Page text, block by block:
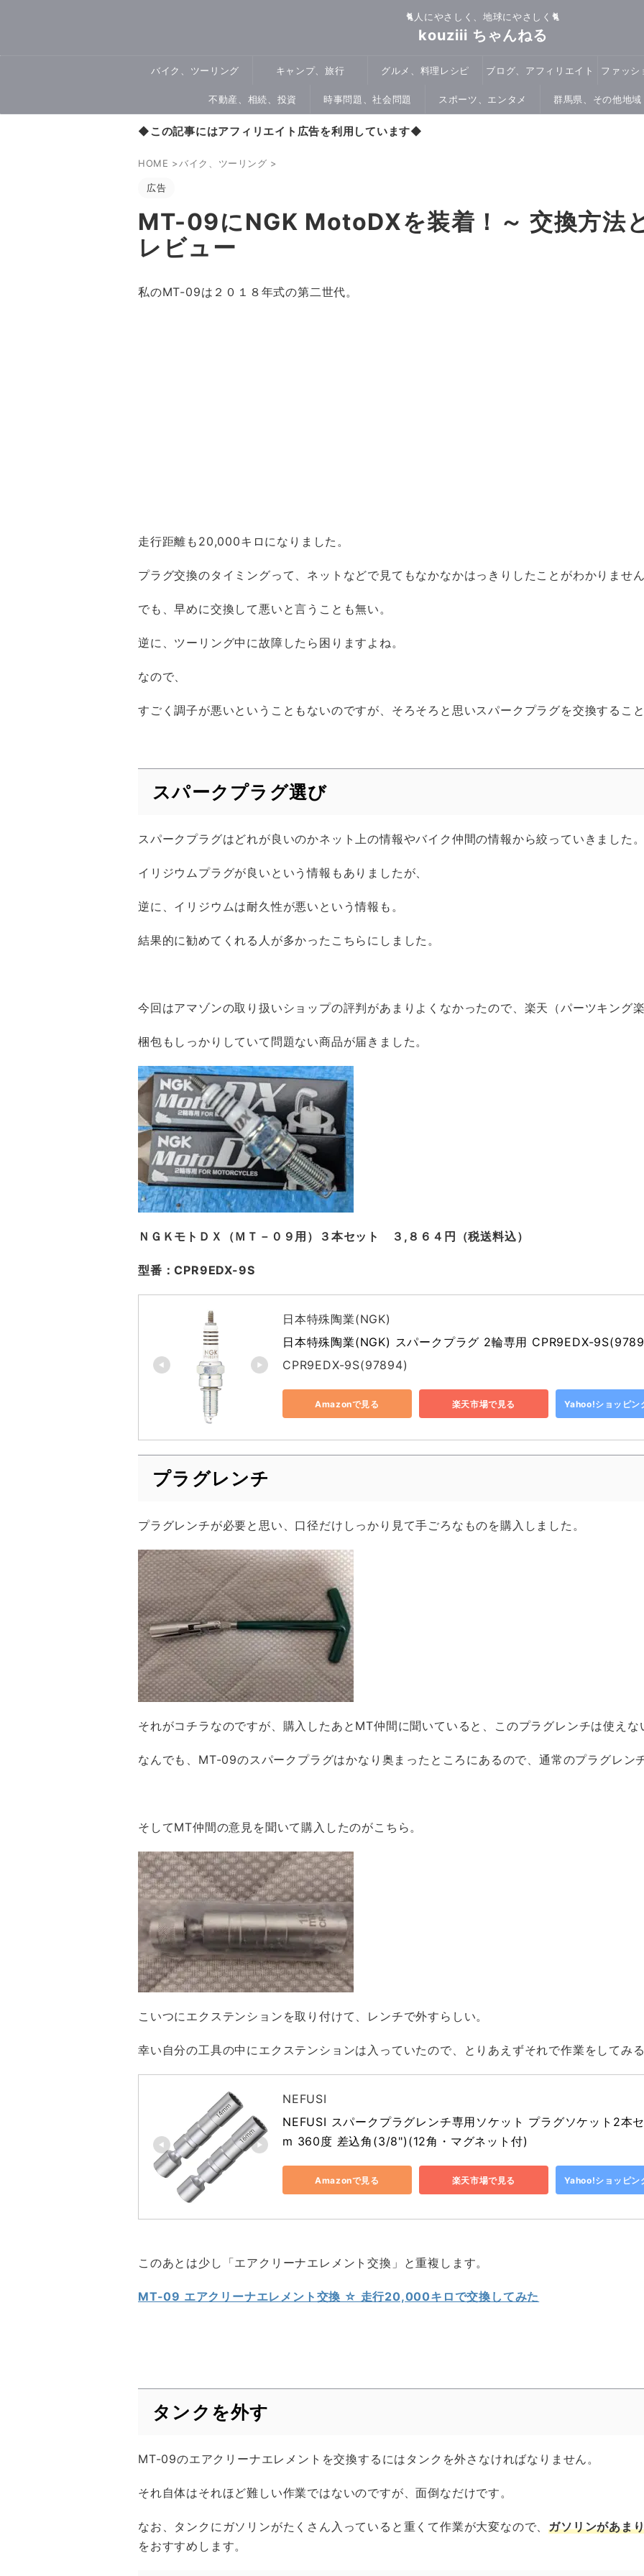
🐈人にやさしく、地球にやさしく🐈
kouziii ちゃんねる
バイク、ツーリング キャンプ、旅行 グルメ、料理レシピ ブログ、アフィリエイト ファッシ
不動産、相続、投資 時事問題、社会問題 スポーツ、エンタメ 群馬県、その他地域
◆この記事にはアフィリエイト広告を利用しています◆
HOME >バイク、ツーリング >
広告
MT-09にNGK MotoDXを装着！～ 交換方法
レビュー
私のMT-09は２０１８年式の第二世代。
走行距離も20,000キロになりました。
プラグ交換のタイミングって、ネットなどで見てもなかなかはっきりしたことがわかりません
でも、早めに交換して悪いと言うことも無い。
逆に、ツーリング中に故障したら困りますよね。
なので、
すごく調子が悪いということもないのですが、そろそろと思いスパークプラグを交換すること
スパークプラグ選び
スパークプラグはどれが良いのかネット上の情報やバイク仲間の情報から絞っていきました。
イリジウムプラグが良いという情報もありましたが、
逆に、イリジウムは耐久性が悪いという情報も。
結果的に勧めてくれる人が多かったこちらにしました。
今回はアマゾンの取り扱いショップの評判があまりよくなかったので、楽天（パーツキング
梱包もしっかりしていて問題ない商品が届きました。
ＮＧＫモトＤＸ（ＭＴ－０９用）３本セット ３,８６４円（税送料込）
型番：CPR9EDX-9S
日本特殊陶業(NGK)
日本特殊陶業(NGK) スパークプラグ 2輪専用 CPR9EDX-
CPR9EDX-9S(97894)
Amazonで見る 楽天市場で見る Yahoo!ショッピン
プラグレンチ
プラグレンチが必要と思い、口径だけしっかり見て手ごろなものを購入しました。
それがコチラなのですが、購入したあとMT仲間に聞いていると、このプラグレンチは使えな
なんでも、MT-09のスパークプラグはかなり奥まったところにあるので、通常のプラグレン
そしてMT仲間の意見を聞いて購入したのがこちら。
こいつにエクステンションを取り付けて、レンチで外すらしい。
幸い自分の工具の中にエクステンションは入っていたので、とりあえずそれで作業をしてみる
NEFUSI
NEFUSI スパークプラグレンチ専用ソケット プラグソケット2本
m 360度 差込角(3/8")(12角・マグネット付)
Amazonで見る 楽天市場で見る Yahoo!ショッピン
このあとは少し「エアクリーナエレメント交換」と重複します。
MT-09 エアクリーナエレメント交換 ☆ 走行20,000キロで交換してみた
タンクを外す
MT-09のエアクリーナエレメントを交換するにはタンクを外さなければなりません。
それ自体はそれほど難しい作業ではないのですが、面倒なだけです。
なお、タンクにガソリンがたくさん入っていると重くて作業が大変なので、ガソリンがあま
をおすすめします。